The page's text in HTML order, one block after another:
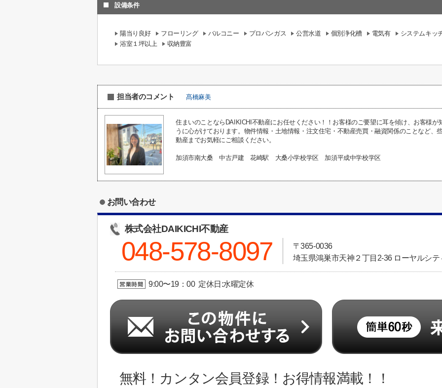
設備条件
陽当り良好 フローリング バルコニー プロパンガス 公営水道 個別浄化槽 電気有
システムキッ
浴室１坪以上
収納豊富
担当者のコメント 髙橋麻美
住まいのことならDAIKICHI不動産にお任せください！！お客様のご要望に耳を傾け、お客様
うに心がけております。物件情報・土地情報・注文住宅・不動産売買・融資関係のことなど、
動産までお気軽にご相談ください。
加須市南大桑 中古戸建 花崎駅 大桑小学校学区 加須平成中学校学区
お問い合わせ
株式会社DAIKICHI不動産
048-578-8097
〒365-0036
埼玉県鴻巣市天神２丁目2-36 ローヤルシ
9:00〜19：00 定休日:水曜定休
無料！カンタン会員登録！お得情報満載！！